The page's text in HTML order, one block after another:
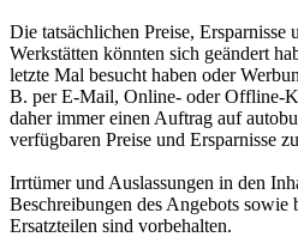
Die tatsächlichen Preise, Ersparnisse
Werkstätten könnten sich geändert
letzte Mal besucht haben oder
B. per E-Mail, Online- oder Offline-
daher immer einen Auftrag auf
verfügbaren Preise und Ersparnisse
Irrtümer und Auslassungen in den
Beschreibungen des Angebots sowie
Ersatzteilen sind vorbehalten.